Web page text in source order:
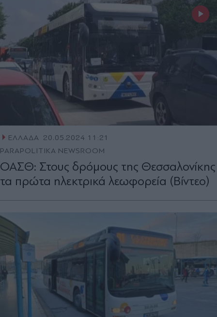
ΕΛΛΑΔΑ 20.05.2024 11:21
PARAPOLITIKA NEWSROOM
ΟΑΣΘ: Στους δρόμους της Θεσσαλονίκης
τα πρώτα ηλεκτρικά λεωφορεία (Βίντεο)